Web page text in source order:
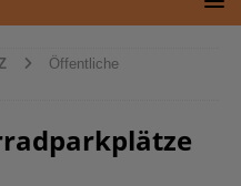
Öffentliche